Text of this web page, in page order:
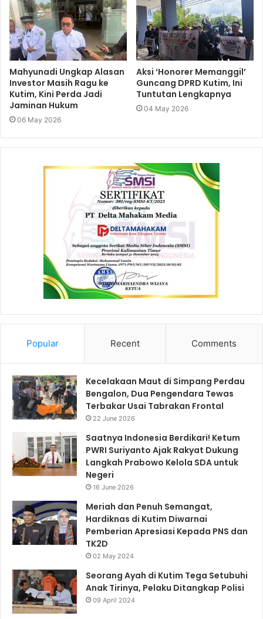
Mahyunadi Ungkap Alasan
Investor Masih Ragu ke
Kutim, Kini Perda Jadi
Jaminan Hukum
06 May 2026
Aksi ‘Honorer Memanggil’
Guncang DPRD Kutim, Ini
Tuntutan Lengkapnya
04 May 2026
Popular Recent Comments
Kecelakaan Maut di Simpang Perdau
Bengalon, Dua Pengendara Tewas
Terbakar Usai Tabrakan Frontal
22 June 2026
Saatnya Indonesia Berdikari! Ketum
PWRI Suriyanto Ajak Rakyat Dukung
Langkah Prabowo Kelola SDA untuk
Negeri
16 June 2026
Meriah dan Penuh Semangat,
Hardiknas di Kutim Diwarnai
Pemberian Apresiasi Kepada PNS dan
TK2D
02 May 2024
Seorang Ayah di Kutim Tega Setubuhi
Anak Tirinya, Pelaku Ditangkap Polisi
09 April 2024